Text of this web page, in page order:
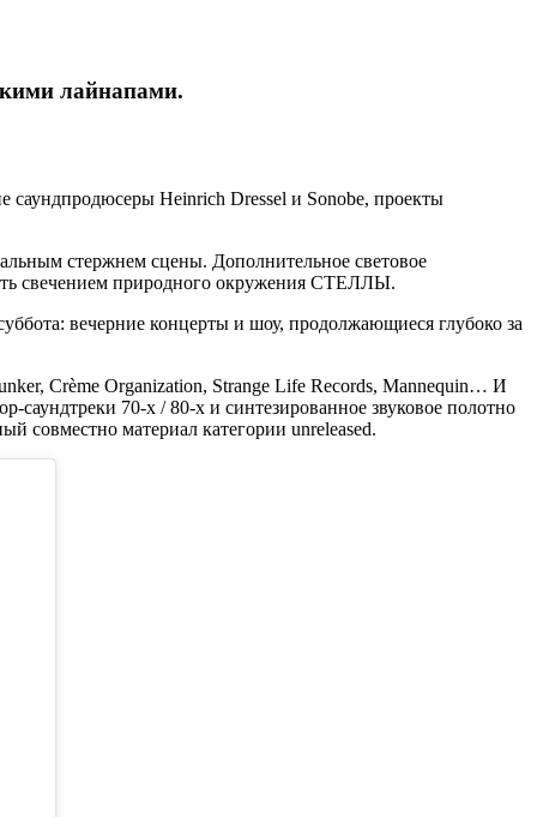
лайнапами.
саундпродюсеры Heinrich Dressel и Sonobe, проекты
стержнем сцены. Дополнительное световое
свечением природного окружения СТЕЛЛЫ.
вечерние концерты и шоу, продолжающиеся глубоко за
Crème Organization, Strange Life Records, Mannequin… И
70-х / 80-х и синтезированное звуковое полотно
совместно материал категории unreleased.